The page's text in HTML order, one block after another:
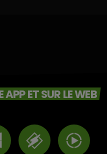
ET SUR LE WEB